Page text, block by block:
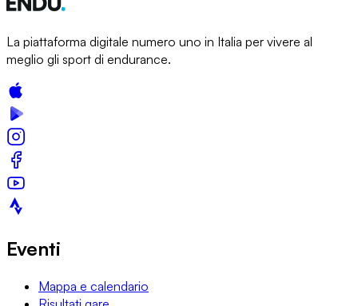
La piattaforma digitale numero uno in Italia per vivere al
meglio gli sport di endurance.
Eventi
Mappa e calendario